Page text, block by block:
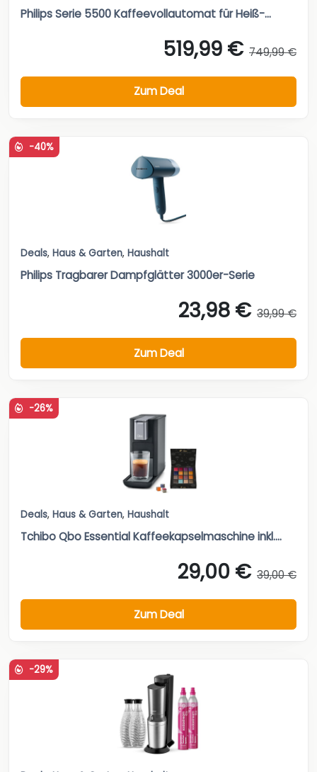
Philips Serie 5500 Kaffeevollautomat für Heiß-...
519,99 € 749,99 €
Zum Deal
-40%
Deals, Haus & Garten, Haushalt
Philips Tragbarer Dampfglätter 3000er-Serie
23,98 € 39,99 €
Zum Deal
-26%
Deals, Haus & Garten, Haushalt
Tchibo Qbo Essential Kaffeekapselmaschine inkl....
29,00 € 39,00 €
Zum Deal
-29%